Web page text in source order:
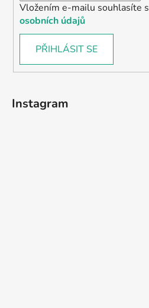
Vložením e-mailu souhlasíte s
osobních údajů
PŘIHLÁSIT SE
Instagram